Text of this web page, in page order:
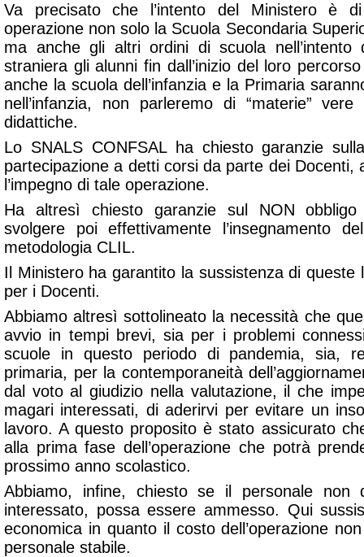
Va precisato che l’intento del Ministero è
operazione non solo la Scuola Secondaria
ma anche gli altri ordini di scuola nell’intento
straniera gli alunni fin dall’inizio del loro
anche la scuola dell’infanzia e la Primaria
nell’infanzia, non parleremo di “materie”
didattiche.
Lo SNALS CONFSAL ha chiesto garanzie sulla
partecipazione a detti corsi da parte dei Docenti,
l’impegno di tale operazione.
Ha altresì chiesto garanzie sul NON
svolgere poi effettivamente l’insegnamento
metodologia CLIL.
Il Ministero ha garantito la sussistenza di queste
per i Docenti.
Abbiamo altresì sottolineato la necessità che
avvio in tempi brevi, sia per i problemi
scuole in questo periodo di pandemia, sia,
primaria, per la contemporaneità
dal voto al giudizio nella valutazione, il che
magari interessati, di aderirvi per evitare un
lavoro. A questo proposito è stato assicurato
alla prima fase dell’operazione che potrà
prossimo anno scolastico.
Abbiamo, infine, chiesto se il personale non
interessato, possa essere ammesso. Qui
economica in quanto il costo dell’operazione
personale stabile.